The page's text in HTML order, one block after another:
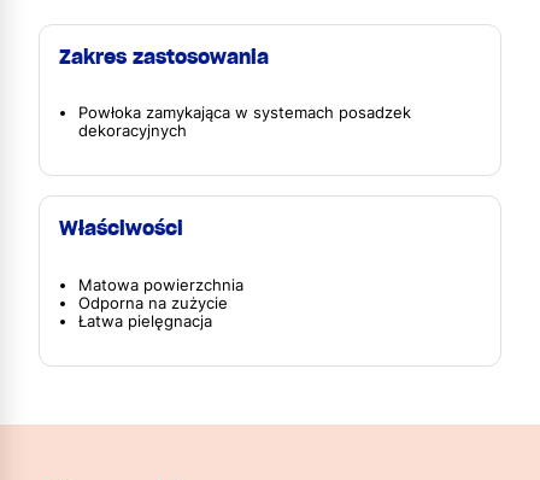
Zakres zastosowania
Powłoka zamykająca w systemach posadzek
dekoracyjnych
Właściwości
Matowa powierzchnia
Odporna na zużycie
Łatwa pielęgnacja